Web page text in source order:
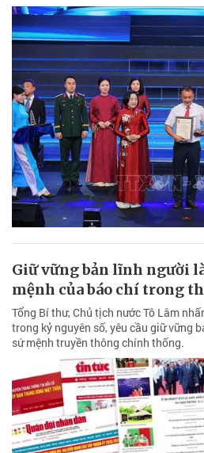
Giữ vững bản lĩnh người
mệnh của báo chí trong
Tổng Bí thư, Chủ tịch nước Tô Lâm
trong kỷ nguyên số, yêu cầu giữ vững
sứ mệnh truyền thông chính thống.